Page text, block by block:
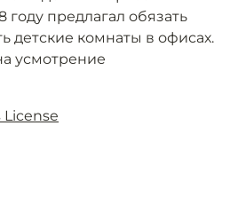
предлагал обязать
детские комнаты в офисах.
усмотрение
License